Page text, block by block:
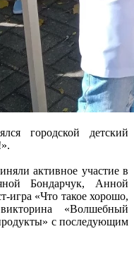
городской детский
активное участие в
Бондарчук, Анной
игра «Что такое хорошо,
«Волшебный
с последующим